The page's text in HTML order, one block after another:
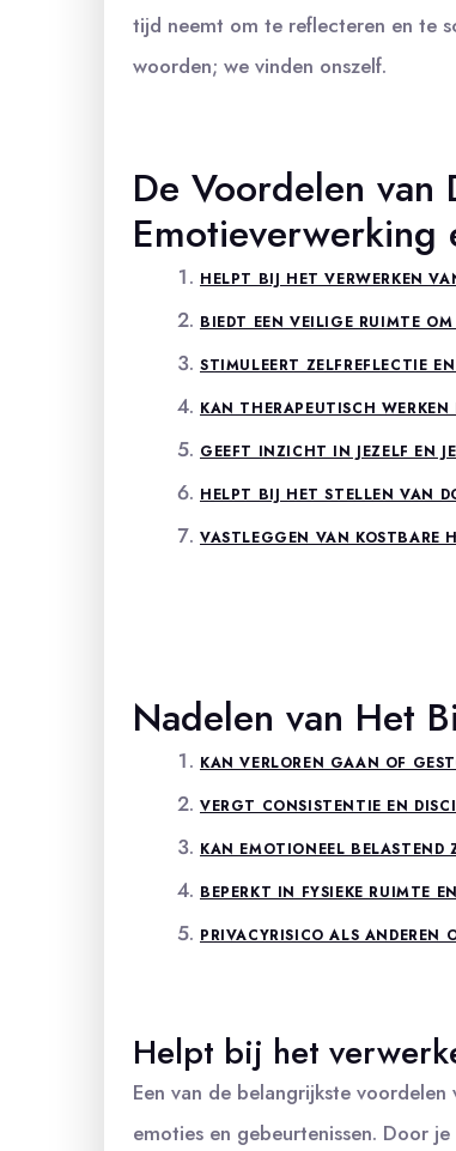
tijd neemt om te reflecteren en te
woorden; we vinden onszelf.
De Voordelen
Emotieverwerking
HELPT BIJ HET VERWERKEN
BIEDT EEN VEILIGE RUIMTE
STIMULEERT ZELFREFLECTIE
KAN THERAPEUTISCH WERKEN
GEEFT INZICHT IN JEZELF EN
HELPT BIJ HET STELLEN VAN
VASTLEGGEN VAN KOSTBARE
Nadelen van Het
KAN VERLOREN GAAN OF
VERGT CONSISTENTIE EN
KAN EMOTIONEEL BELASTEND
BEPERKT IN FYSIEKE RUIMTE
PRIVACYRISICO ALS ANDEREN
Helpt bij het
Een van de belangrijkste
emoties en gebeurtenissen. Door